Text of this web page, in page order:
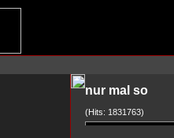
nur mal so
(Hits: 1831763)